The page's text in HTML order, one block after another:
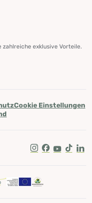
zahlreiche exklusive Vorteile.
Cookie Einstellungen
Instagram
Facebook
Youtube
Tik Tok